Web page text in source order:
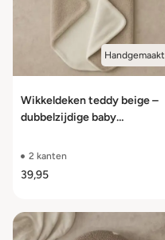
Handgemaakt
Wikkeldeken teddy beige –
dubbelzijdige baby
2 kanten
39,95